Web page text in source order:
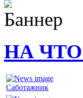
НА
Саботажник